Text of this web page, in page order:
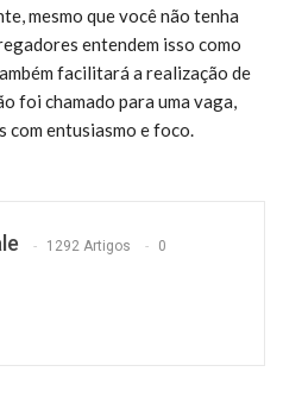
mesmo que você não tenha
entendem isso como
facilitará a realização de
foi chamado para uma vaga,
entusiasmo e foco.
1292 Artigos 0